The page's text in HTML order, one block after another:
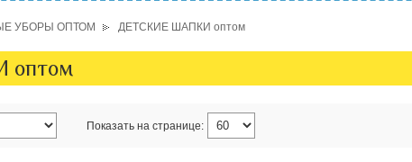
УБОРЫ ОПТОМ ДЕТСКИЕ ШАПКИ оптом
Показать на странице: